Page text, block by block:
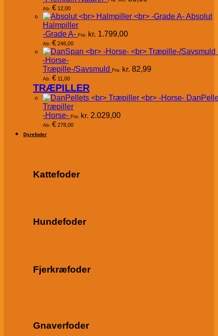
Ab: € 12,00
Absolut
Halmpiller
-Grade A- Fra: kr. 1.799,00
Ab: € 246,00
-Horse-
Træpille-/Savsmuld Fra: kr. 82,99
Ab: € 11,00
TRÆPILLER
Træpiller
-Horse- Fra: kr. 2.029,00
Ab: € 278,00
Dyrefoder
Kattefoder
Hundefoder
Fjerkræfoder
Gnaverfoder